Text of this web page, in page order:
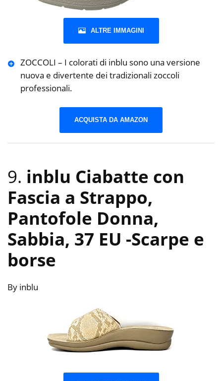
ALTRE IMMAGINI
ZOCCOLI – I colorati di inblu sono una versione
nuova e divertente dei tradizionali zoccoli
professionali.
ACQUISTA DA AMAZON
9. inblu Ciabatte con
Fascia a Strappo,
Pantofole Donna,
Sabbia, 37 EU -Scarpe e
borse
By inblu